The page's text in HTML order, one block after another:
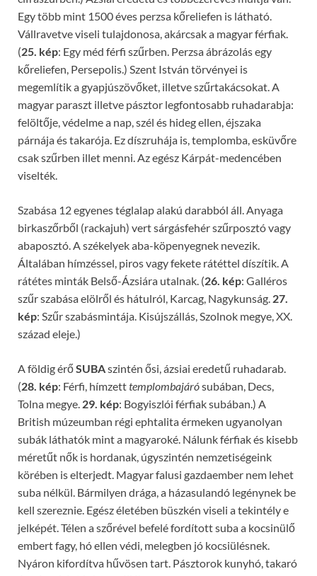
Egy több mint 1500 éves perzsa kőreliefen is látható.
Vállravetve viseli tulajdonosa, akárcsak a magyar férfiak.
(25. kép: Egy méd férfi szűrben. Perzsa ábrázolás egy
kőreliefen, Persepolis.) Szent István törvényei is
megemlítik a gyapjúszövőket, illetve szűrtakácsokat. A
magyar paraszt illetve pásztor legfontosabb ruhadarabja:
felöltője, védelme a nap, szél és hideg ellen, éjszaka
párnája és takarója. Ez díszruhája is, templomba, esküvőre
csak szűrben illet menni. Az egész Kárpát-medencében
viselték.
Szabása 12 egyenes téglalap alakú darabból áll. Anyaga
birkaszőrből (rackajuh) vert sárgásfehér szűrposztó vagy
abaposztó. A székelyek aba-köpenyegnek nevezik.
Általában hímzéssel, piros vagy fekete rátéttel díszítik. A
rátétes minták Belső-Ázsiára utalnak. (26. kép: Galléros
szűr szabása elölről és hátulról, Karcag, Nagykunság. 27.
kép: Szűr szabásmintája. Kisújszállás, Szolnok megye, XX.
század eleje.)
A földig érőSUBAszintén ősi, ázsiai eredetű ruhadarab.
(28. kép: Férfi, hímzetttemplombajárósubában, Decs,
Tolna megye. 29. kép: Bogyiszlói férfiak subában.) A
British múzeumban régi ephtalita érmeken ugyanolyan
subák láthatók mint a magyaroké. Nálunk férfiak és kisebb
méretűt nők is hordanak, úgyszintén nemzetiségeink
körében is elterjedt. Magyar falusi gazdaember nem lehet
suba nélkül. Bármilyen drága, a házasulandó legénynek be
kell szereznie. Egész életében büszkén viseli a tekintély e
jelképét. Télen a szőrével befelé fordított suba a kocsinülő
embert fagy, hó ellen védi, melegben jó kocsiülésnek.
Nyáron kifordítva hűvösen tart. Pásztorok kunyhó, takaró